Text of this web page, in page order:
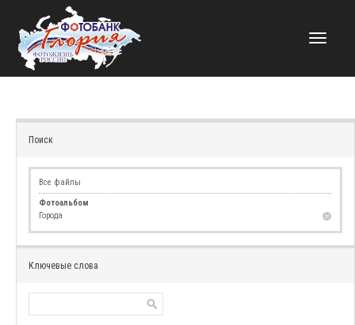
НАВИГАЦИЯ
Поиск
Все файлы
Фотоальбом
Города
Ключевые слова